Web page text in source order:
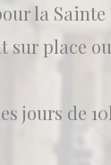
la
sur place
jours de